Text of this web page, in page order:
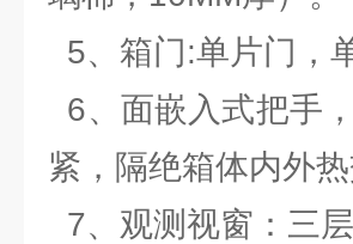
5、箱门:单片门，
6、面嵌入式把手
紧，隔绝箱体内外热
7、观测视窗：三